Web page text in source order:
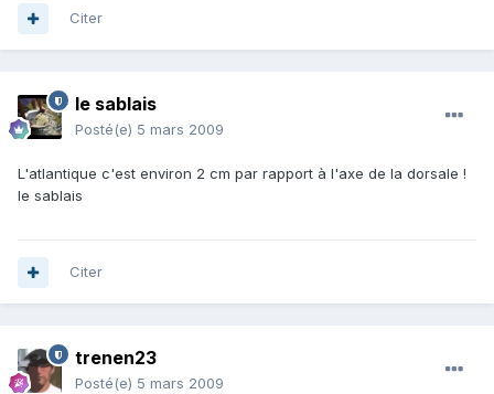
Citer
le sablais
Posté(e) 5 mars 2009
L'atlantique c'est environ 2 cm par rapport à l'axe de la dorsale !
le sablais
Citer
trenen23
Posté(e) 5 mars 2009